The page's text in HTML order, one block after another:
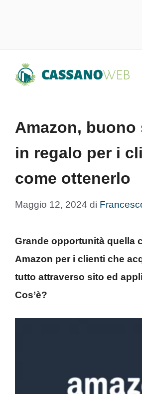
Amazon, buono
in regalo per i
come ottenerlo
Maggio 12, 2024 di
Grande opportunità quella
Amazon per i clienti che
tutto attraverso sito ed
Cos’è?